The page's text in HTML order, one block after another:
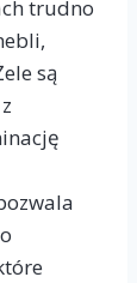
trudno
są